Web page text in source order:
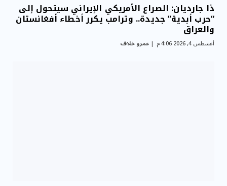
ذا جارديان: الصراع الأمريكي الإيراني سيتحول إلى
“حرب أبدية” جديدة.. وترامب يكرر أخطاء أفغانستان
والعراق
أغسطس 4, 2026 4:06 م عمرو خلاف